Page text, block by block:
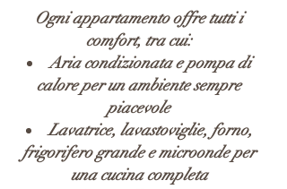
Ogni appartamento offre tutti i
comfort, tra cui:
Aria condizionata e pompa di
calore per un ambiente sempre
piacevole
Lavatrice, lavastoviglie, forno,
frigorifero grande e microonde per
una cucina completa